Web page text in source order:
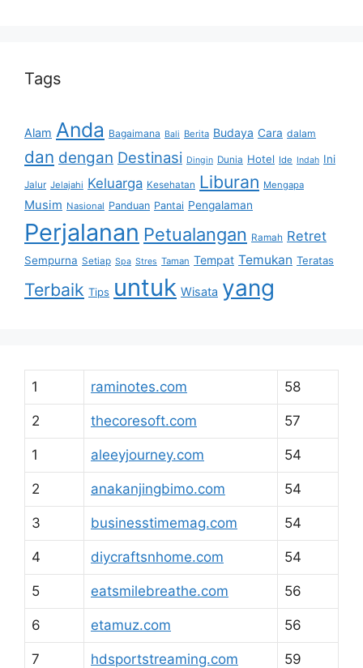
Tags
Alam Anda Bagaimana Bali Berita Budaya Cara dalam
dan dengan Destinasi Dingin Dunia Hotel Ide Indah Ini
Jalur Jelajahi Keluarga Kesehatan Liburan Mengapa
Musim Nasional Panduan Pantai Pengalaman
Perjalanan Petualangan Ramah Retret
Sempurna Setiap Spa Stres Taman Tempat Temukan Teratas
Terbaik Tips untuk Wisata yang
1 raminotes.com 58
2 thecoresoft.com 57
1 aleeyjourney.com 54
2 anakanjingbimo.com 54
3 businesstimemag.com 54
4 diycraftsnhome.com 54
5 eatsmilebreathe.com 56
6 etamuz.com 56
7 hdsportstreaming.com 59